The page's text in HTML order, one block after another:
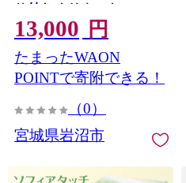
り付き クリネックス スコ
ッティ セット 日用品 長持
ち 防災 備蓄 消耗品 生活雑
貨 生活用品 トイレット ペ
ーパー といれっとぺーぱ
ュペーパー てぃっしゅ
13,000 円
たまったWAON
POINTで寄附できる！
（0）
宮城県岩沼市